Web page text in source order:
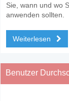
Sie, wann und wo
anwenden sollten.
Weiterlesen
Benutzer